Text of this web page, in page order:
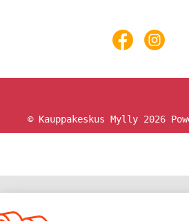
© Kauppakeskus Mylly 2026